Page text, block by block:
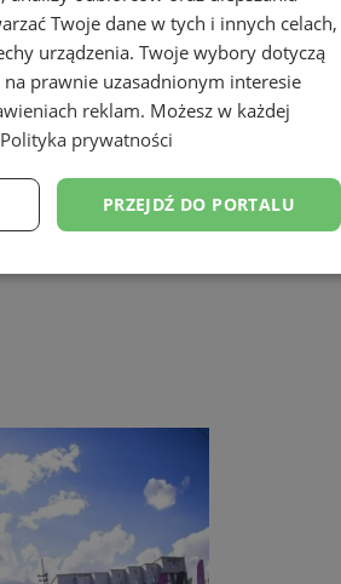
Twoje dane w tych i innych celach,
urządzenia. Twoje wybory dotyczą
prawnie uzasadnionym interesie
reklam. Możesz w każdej
Polityka prywatności
PRZEJDŹ DO PORTALU
Funkcjonalność Niesklasyfikowane
internetowej, takich jak logowanie użytkownika i
ze strony internetowej.